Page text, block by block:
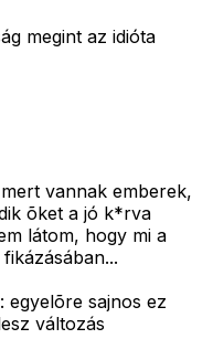
megint az idióta
vannak emberek,
õket a jó k*rva
látom, hogy mi a
egyelõre sajnos ez
változás